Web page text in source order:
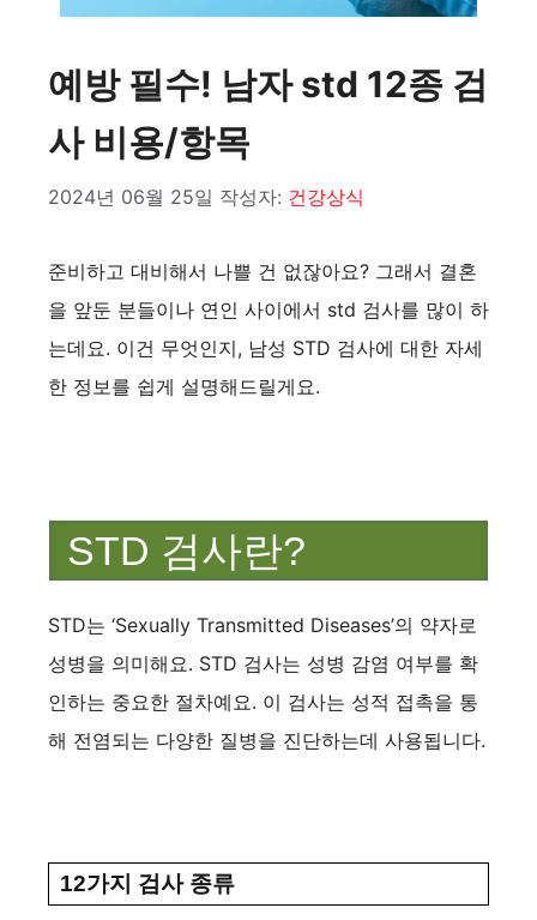
예방 필수! 남자 std 12종 검
사 비용/항목
2024년 06월 25일 작성자: 건강상식
준비하고 대비해서 나쁠 건 없잖아요? 그래서 결혼
을 앞둔 분들이나 연인 사이에서 std 검사를 많이 하
는데요. 이건 무엇인지, 남성 STD 검사에 대한 자세
한 정보를 쉽게 설명해드릴게요.
STD 검사란?
STD는 ‘Sexually Transmitted Diseases’의 약자로
성병을 의미해요. STD 검사는 성병 감염 여부를 확
인하는 중요한 절차예요. 이 검사는 성적 접촉을 통
해 전염되는 다양한 질병을 진단하는데 사용됩니다.
12가지 검사 종류